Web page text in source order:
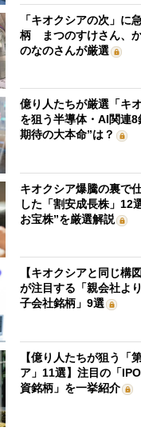
「キオクシアの次」に
柄 まつのすけさん、
のなのさんが厳選
億り人たちが厳選「キ
を狙う半導体・AI関連
期待の大本命”は？
キオクシア爆騰の裏で
した「割安成長株」
お宝株”を厳選解説
【キオクシアと同じ構
が注目する「親会社よ
子会社銘柄」9選
【億り人たちが狙う「
ア」11選】注目の「
資銘柄」を一挙紹介